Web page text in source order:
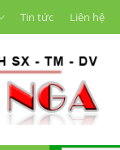
Tin tức Liên hệ